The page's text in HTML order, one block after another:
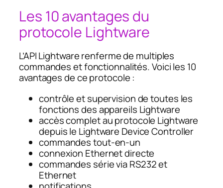
Les 10 avantages du
protocole Lightware
L’API Lightware renferme de multiples
commandes et fonctionnalités. Voici les 10
avantages de ce protocole :
contrôle et supervision de toutes les
fonctions des appareils Lightware
accès complet au protocole Lightware
depuis le Lightware Device Controller
commandes tout-en-un
connexion Ethernet directe
commandes série via RS232 et
Ethernet